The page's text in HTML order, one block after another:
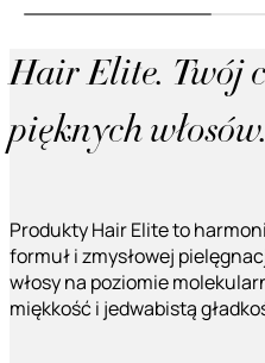
Hair Elite. Twój
pięknych włosów.
Produkty Hair Elite to
formuł i zmysłowej
włosy na poziomie
miękkość i jedwabistą